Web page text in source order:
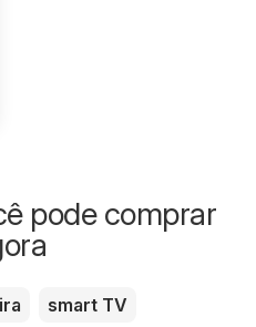
pode comprar
smart TV